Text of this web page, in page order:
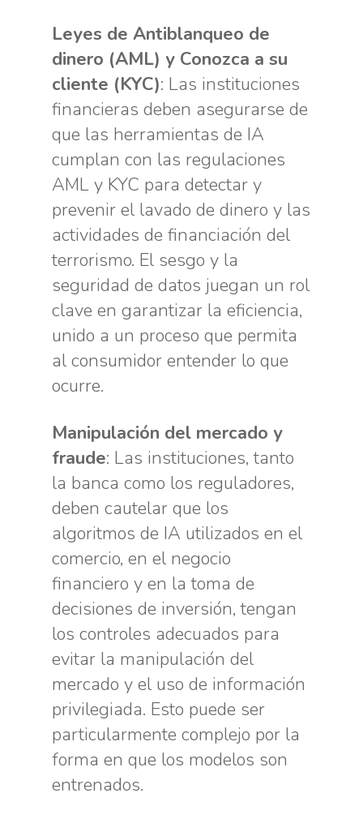
Leyes de Antiblanqueo de
dinero (AML) y Conozca a su
cliente (KYC): Las instituciones
financieras deben asegurarse de
que las herramientas de IA
cumplan con las regulaciones
AML y KYC para detectar y
prevenir el lavado de dinero y las
actividades de financiación del
terrorismo. El sesgo y la
seguridad de datos juegan un rol
clave en garantizar la eficiencia,
unido a un proceso que permita
al consumidor entender lo que
ocurre.
Manipulación del mercado y
fraude: Las instituciones, tanto
la banca como los reguladores,
deben cautelar que los
algoritmos de IA utilizados en el
comercio, en el negocio
financiero y en la toma de
decisiones de inversión, tengan
los controles adecuados para
evitar la manipulación del
mercado y el uso de información
privilegiada. Esto puede ser
particularmente complejo por la
forma en que los modelos son
entrenados.